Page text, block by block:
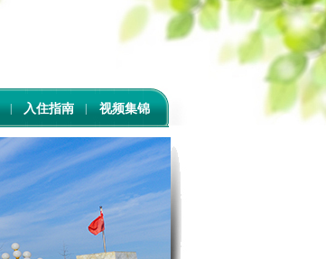
| 入住指南 | 视频集锦